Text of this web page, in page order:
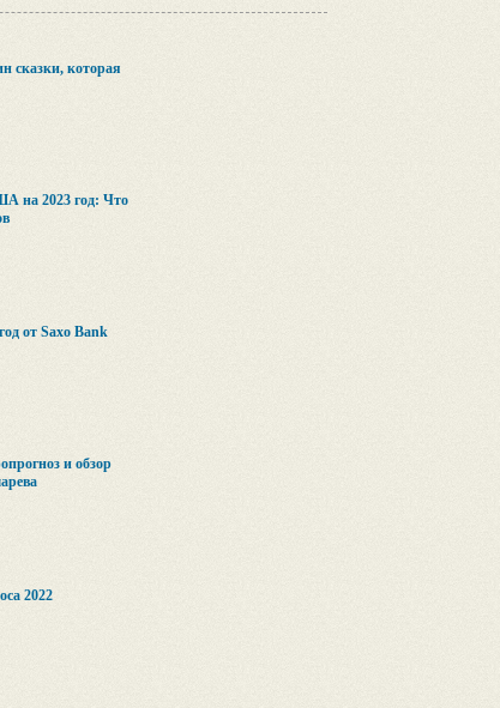
сказки, которая
на 2023 год: Что
от Saxo Bank
и обзор
2022